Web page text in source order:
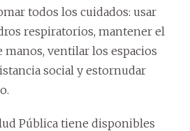
todos los cuidados: usar
respiratorios, mantener el
manos, ventilar los espacios
social y estornudar
Pública tiene disponibles